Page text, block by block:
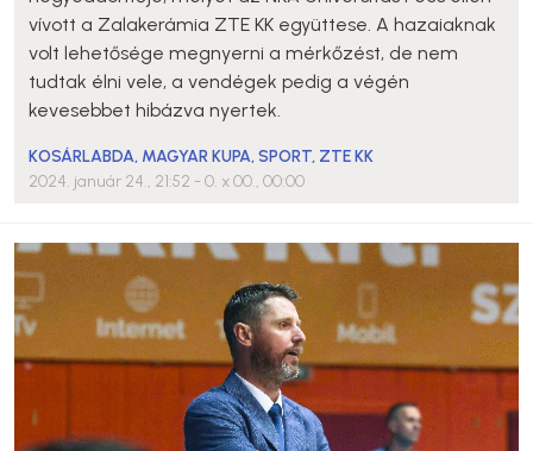
vívott a Zalakerámia ZTE KK együttese. A hazaiaknak
volt lehetősége megnyerni a mérkőzést, de nem
tudtak élni vele, a vendégek pedig a végén
kevesebbet hibázva nyertek.
KOSÁRLABDA, MAGYAR KUPA,SPORT, ZTE KK
2024. január 24., 21:52 - 0. x 00., 00:00